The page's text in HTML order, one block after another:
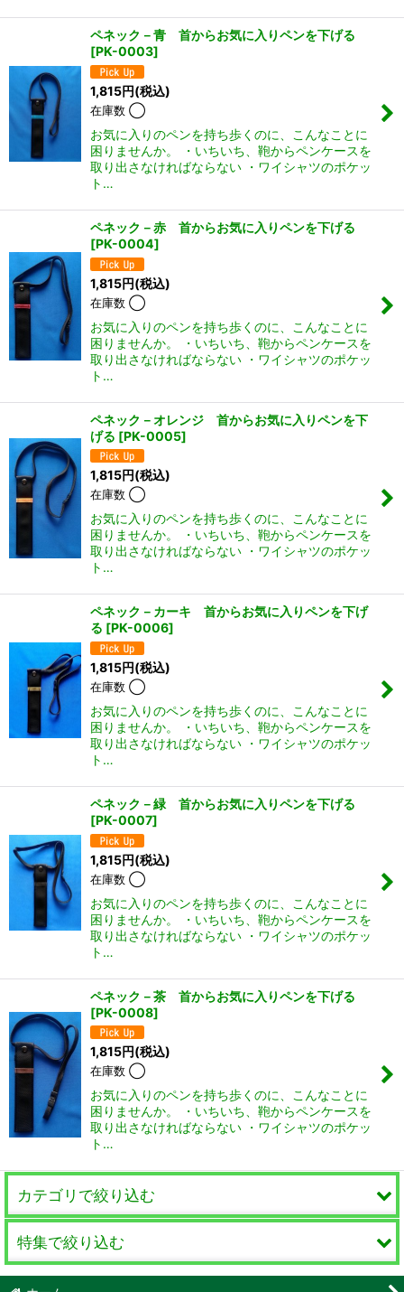
ペネック－青 首からお気に入りペンを下げる
[PK-0003]
1,815円(税込)
在庫数 ◯
お気に入りのペンを持ち歩くのに、こんなことに
困りませんか。 ・いちいち、鞄からペンケースを
取り出さなければならない ・ワイシャツのポケッ
ト…
ペネック－赤 首からお気に入りペンを下げる
[PK-0004]
1,815円(税込)
在庫数 ◯
お気に入りのペンを持ち歩くのに、こんなことに
困りませんか。 ・いちいち、鞄からペンケースを
取り出さなければならない ・ワイシャツのポケッ
ト…
ペネック－オレンジ 首からお気に入りペンを下
げる [PK-0005]
1,815円(税込)
在庫数 ◯
お気に入りのペンを持ち歩くのに、こんなことに
困りませんか。 ・いちいち、鞄からペンケースを
取り出さなければならない ・ワイシャツのポケッ
ト…
ペネック－カーキ 首からお気に入りペンを下げ
る [PK-0006]
1,815円(税込)
在庫数 ◯
お気に入りのペンを持ち歩くのに、こんなことに
困りませんか。 ・いちいち、鞄からペンケースを
取り出さなければならない ・ワイシャツのポケッ
ト…
ペネック－緑 首からお気に入りペンを下げる
[PK-0007]
1,815円(税込)
在庫数 ◯
お気に入りのペンを持ち歩くのに、こんなことに
困りませんか。 ・いちいち、鞄からペンケースを
取り出さなければならない ・ワイシャツのポケッ
ト…
ペネック－茶 首からお気に入りペンを下げる
[PK-0008]
1,815円(税込)
在庫数 ◯
お気に入りのペンを持ち歩くのに、こんなことに
困りませんか。 ・いちいち、鞄からペンケースを
取り出さなければならない ・ワイシャツのポケッ
ト…
カテゴリで絞り込む
スライド手帳A5サイズ
特集で絞り込む